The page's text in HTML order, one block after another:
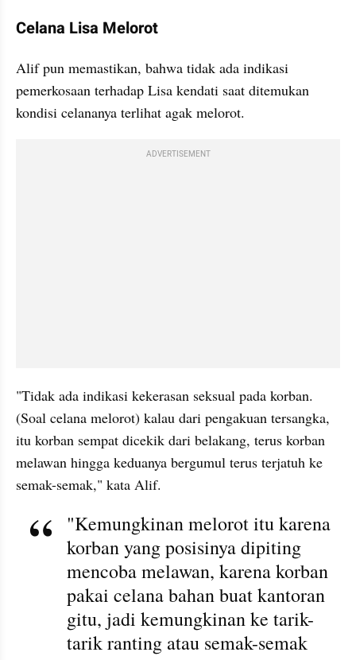
Celana Lisa Melorot
Alif pun memastikan, bahwa tidak ada indikasi
pemerkosaan terhadap Lisa kendati saat ditemukan
kondisi celananya terlihat agak melorot.
ADVERTISEMENT
"Tidak ada indikasi kekerasan seksual pada korban.
(Soal celana melorot) kalau dari pengakuan tersangka,
itu korban sempat dicekik dari belakang, terus korban
melawan hingga keduanya bergumul terus terjatuh ke
semak-semak," kata Alif.
"Kemungkinan melorot itu karena
korban yang posisinya dipiting
mencoba melawan, karena korban
pakai celana bahan buat kantoran
gitu, jadi kemungkinan ke tarik-
tarik ranting atau semak-semak